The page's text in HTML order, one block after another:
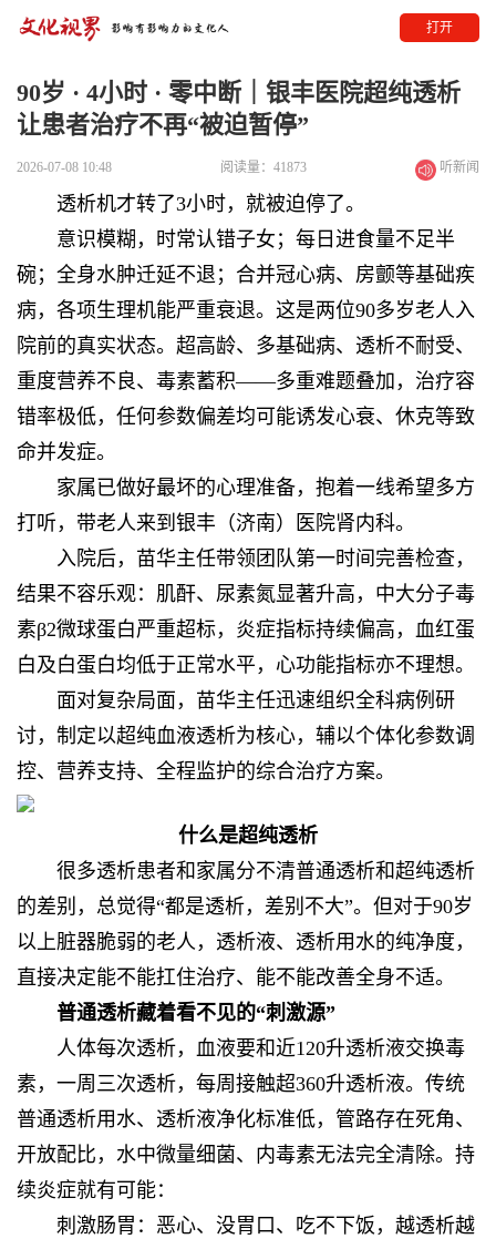
打开
90岁 · 4小时 · 零中断｜银丰医院超纯透析
让患者治疗不再“被迫暂停”
2026-07-08 10:48 阅读量：41873 听新闻
透析机才转了3小时，就被迫停了。
意识模糊，时常认错子女；每日进食量不足半
碗；全身水肿迁延不退；合并冠心病、房颤等基础疾
病，各项生理机能严重衰退。这是两位90多岁老人入
院前的真实状态。超高龄、多基础病、透析不耐受、
重度营养不良、毒素蓄积——多重难题叠加，治疗容
错率极低，任何参数偏差均可能诱发心衰、休克等致
命并发症。
家属已做好最坏的心理准备，抱着一线希望多方
打听，带老人来到银丰（济南）医院肾内科。
入院后，苗华主任带领团队第一时间完善检查，
结果不容乐观：肌酐、尿素氮显著升高，中大分子毒
素β2微球蛋白严重超标，炎症指标持续偏高，血红蛋
白及白蛋白均低于正常水平，心功能指标亦不理想。
面对复杂局面，苗华主任迅速组织全科病例研
讨，制定以超纯血液透析为核心，辅以个体化参数调
控、营养支持、全程监护的综合治疗方案。
什么是超纯透析
很多透析患者和家属分不清普通透析和超纯透析
的差别，总觉得“都是透析，差别不大”。但对于90岁
以上脏器脆弱的老人，透析液、透析用水的纯净度，
直接决定能不能扛住治疗、能不能改善全身不适。
普通透析藏着看不见的“刺激源”
人体每次透析，血液要和近120升透析液交换毒
素，一周三次透析，每周接触超360升透析液。传统
普通透析用水、透析液净化标准低，管路存在死角、
开放配比，水中微量细菌、内毒素无法完全清除。持
续炎症就有可能：
刺激肠胃：恶心、没胃口、吃不下饭，越透析越